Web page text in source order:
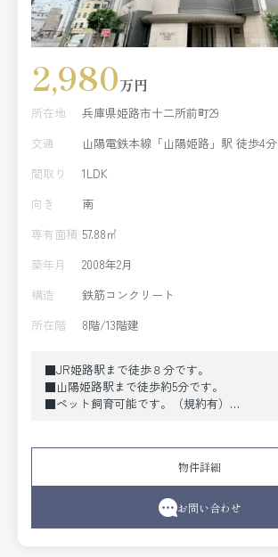
2,980万円
所在地
兵庫県姫路市十二所前町29
交通
山陽電鉄本線「山陽姫路」駅 徒歩4分
間取り
1LDK
向き
南
専有面積 57.88㎡
築年月
2008年2月
構造
鉄筋コンクリート
所在階
8階/13階建
■JR姫路駅まで徒歩８分です。
■山陽姫路駅まで徒歩約5分です。
■ペット飼育可能です。（規約有）
物件詳細
お問い合わせ